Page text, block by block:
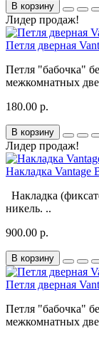
В корзину
Лидер продаж!
Петля дверная
Петля "бабочка"
межкомнатных
180.00 р.
В корзину
Лидер продаж!
Накладка Vantage
Накладка
никель. ..
900.00 р.
В корзину
Петля дверная
Петля "бабочка"
межкомнатных